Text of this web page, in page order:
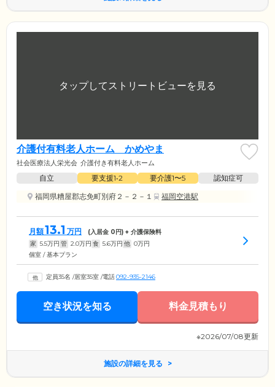
介護付有料老人ホーム かめやま
社会医療法人栄光会 介護付き有料老人ホーム
自立 要支援1•2 要介護1〜5
認知症可
福岡県糟屋郡志免町別府２－２－１
福岡空港駅
月額13.1 万円 (入居金 0円) + 介護保険料
家 5.5万円 管 2.0万円 食 5.6万円 他 0万円
個室 / 基本プラン
定員35名 /居室35室 /電話092-935-2146
空き状況を知る 料金見積もり
※2026/07/08更新
施設の詳細を見る